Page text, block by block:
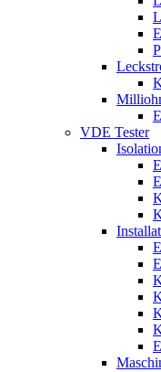
VDE Tester